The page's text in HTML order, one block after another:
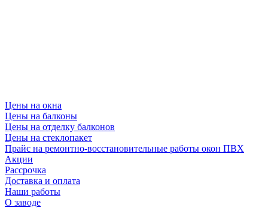
Цены на окна
Цены на балконы
Цены на отделку балконов
Цены на стеклопакет
Прайс на ремонтно-восстановительные работы окон ПВХ
Акции
Рассрочка
Доставка и оплата
Наши работы
О заводе